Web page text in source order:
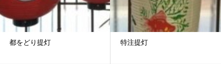
都をどり提灯 特注提灯